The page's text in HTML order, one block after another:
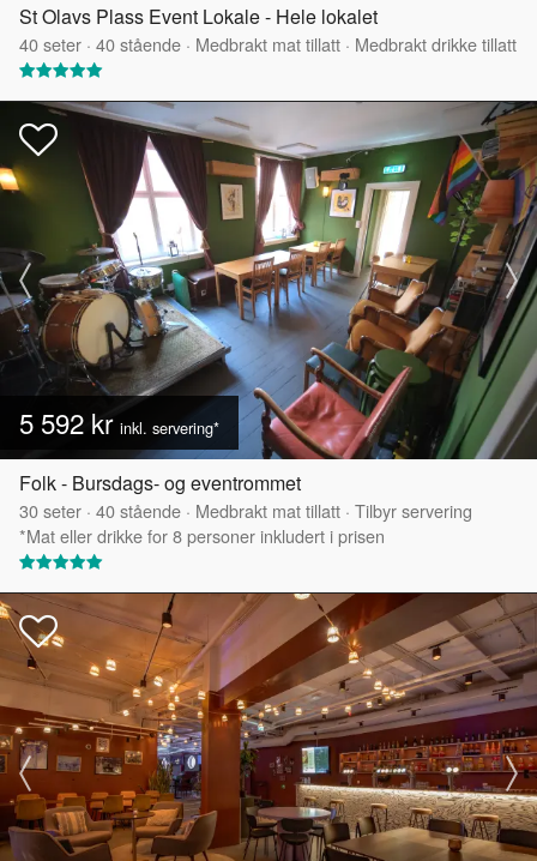
St Olavs Plass Event Lokale - Hele lokalet
40seter · 40stående · Medbrakt mat tillatt · Medbrakt drikke tillatt
5 592 kr inkl. servering*
Folk - Bursdags- og eventrommet
30seter · 40stående · Medbrakt mat tillatt · Tilbyr servering
*Mat eller drikke for 8 personer inkludert i prisen